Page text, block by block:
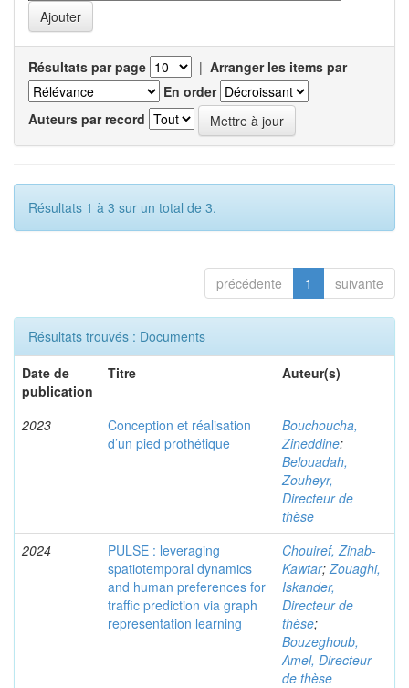
Résultats par page | Arranger les items par
En order
Auteurs par record
Résultats 1 à 3 sur un total de 3.
précédente 1 suivante
Résultats trouvés : Documents
Date de
publication
Titre Auteur(s)
2023
Conception et réalisation
d’un pied prothétique
Bouchoucha,
Zineddine;
Belouadah,
Zouheyr,
Directeur de
thèse
2024
PULSE : leveraging
spatiotemporal dynamics
and human preferences for
traffic prediction via graph
representation learning
Chouiref, Zinab-
Kawtar;Zouaghi,
Iskander,
Directeur de
thèse;
Bouzeghoub,
Amel, Directeur
de thèse